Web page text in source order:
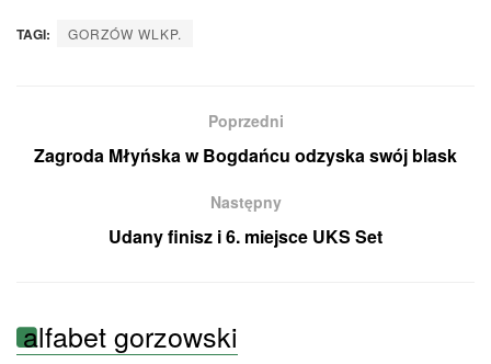
TAGI: GORZÓW WLKP.
Poprzedni
Zagroda Młyńska w Bogdańcu odzyska swój blask
Następny
Udany finisz i 6. miejsce UKS Set
alfabet gorzowski